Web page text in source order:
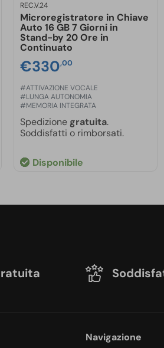
REC.V.24
Microregistratore in Chiave
Auto 16 GB 7 Giorni in
Stand-by 20 Ore in
Continuato
€330,00
#ATTIVAZIONE VOCALE
#LUNGA AUTONOMIA
#MEMORIA INTEGRATA
Spedizione gratuita.
Soddisfatti o rimborsati.
Disponibile
Navigazione